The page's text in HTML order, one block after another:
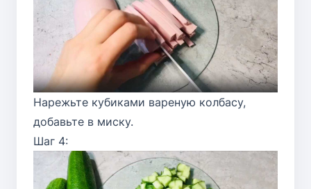
Нарежьте кубиками вареную колбасу,
добавьте в миску.
Шаг 4: